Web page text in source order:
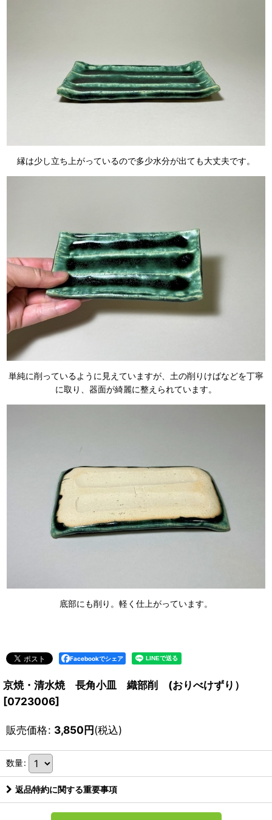
縁は少し立ち上がっているので多少水分が出ても大丈夫です。
単純に削っているように見えていますが、土の削りけばなどを丁寧
に取り、器面が綺麗に整えられています。
底部にも削り。軽く仕上がっています。
Facebookでシェア
京焼・清水焼 長角小皿 織部削 (おりべけずり）
[0723006]
販売価格: 3,850円(税込)
数量:
返品特約に関する重要事項